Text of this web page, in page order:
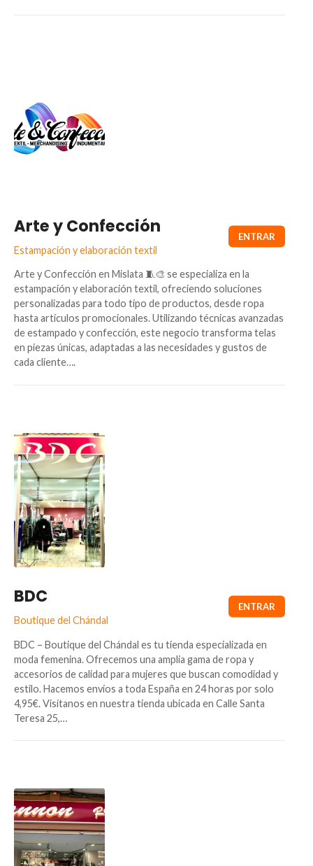
Arte y Confección
Estampación y elaboración textil
Arte y Confección en Mislata 🧵🎨 se especializa en la
estampación y elaboración textil, ofreciendo soluciones
personalizadas para todo tipo de productos, desde ropa
hasta artículos promocionales. Utilizando técnicas avanzadas
de estampado y confección, este negocio transforma telas
en piezas únicas, adaptadas a las necesidades y gustos de
cada cliente….
BDC
Boutique del Chándal
BDC – Boutique del Chándal es tu tienda especializada en
moda femenina. Ofrecemos una amplia gama de ropa y
accesorios de calidad para mujeres que buscan comodidad y
estilo. Hacemos envíos a toda España en 24 horas por solo
4,95€. Visítanos en nuestra tienda ubicada en Calle Santa
Teresa 25,…